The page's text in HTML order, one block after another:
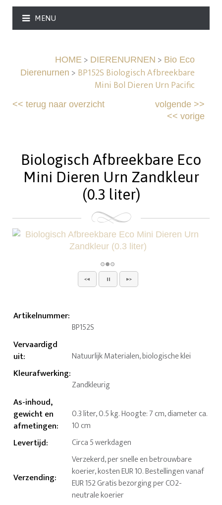
MENU
HOME> DIERENURNEN > Bio Eco
Dierenurnen > BP152S Biologisch Afbreekbare
Mini Bol Dieren Urn Pacific
<<terug naar overzicht volgende>>
<< vorige
Biologisch Afbreekbare Eco
Mini Dieren Urn Zandkleur
(0.3 liter)
Artikelnummer:
BP152S
Vervaardigd
uit: Natuurlijk Materialen, biologische klei
Kleurafwerking:
Zandkleurig
As-inhoud,
gewicht en
afmetingen:
0.3 liter, 0.5 kg. Hoogte: 7 cm, diameter ca.
10 cm
Levertijd: Circa 5 werkdagen
Verzending:
Verzekerd, per snelle en betrouwbare
koerier, kosten EUR 10. Bestellingen vanaf
EUR 152 Gratis bezorging per CO2-
neutrale koerier